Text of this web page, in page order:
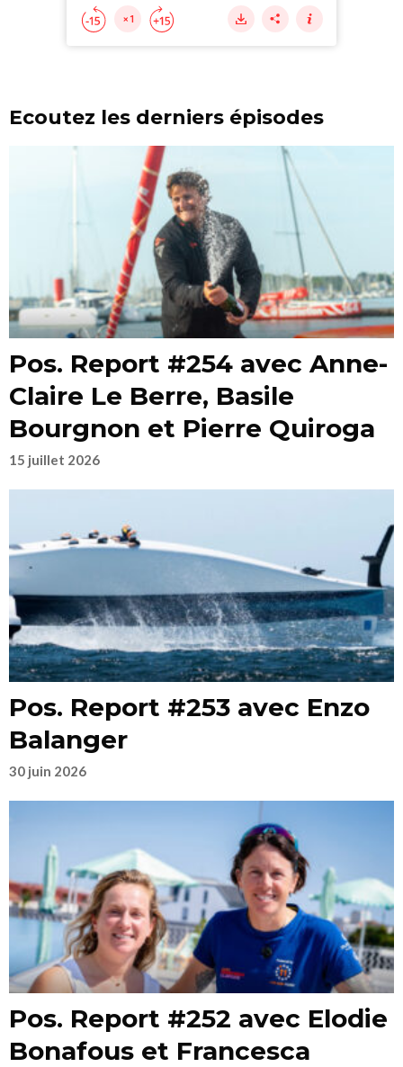
Ecoutez les derniers épisodes
Pos. Report #254 avec Anne-
Claire Le Berre, Basile
Bourgnon et Pierre Quiroga
15 juillet 2026
Pos. Report #253 avec Enzo
Balanger
30 juin 2026
Pos. Report #252 avec Elodie
Bonafous et Francesca